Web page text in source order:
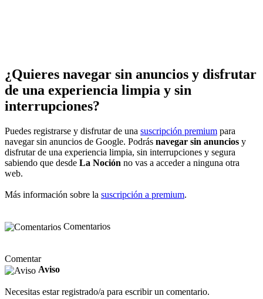
¿Quieres navegar sin anuncios y disfrutar
de una experiencia limpia y sin
interrupciones?
Puedes registrarse y disfrutar de una suscripción premium para
navegar sin anuncios de Google. Podrás navegar sin anuncios y
disfrutar de una experiencia limpia, sin interrupciones y segura
sabiendo que desde La Noción no vas a acceder a ninguna otra
web.
Más información sobre la suscripción a premium.
Comentarios
Comentar
Aviso
Necesitas estar registrado/a para escribir un comentario.